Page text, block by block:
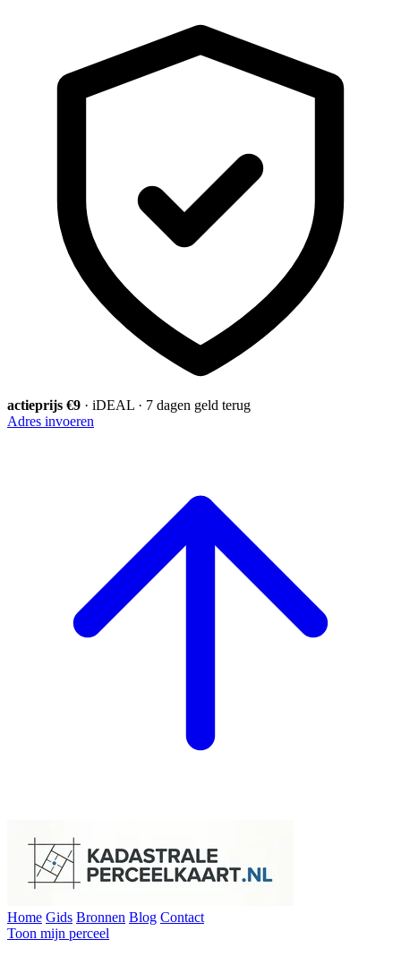
actieprijs €9 · iDEAL · 7 dagen geld terug
Adres invoeren
Home Gids Bronnen Blog Contact
Toon mijn perceel